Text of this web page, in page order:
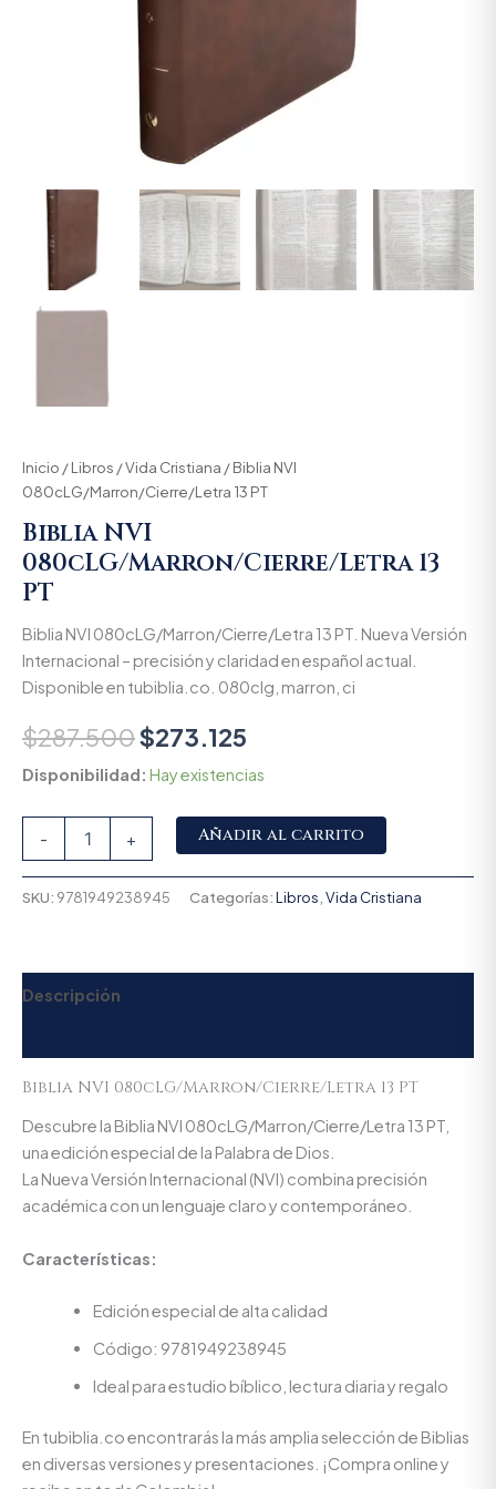
Inicio /Libros /Vida Cristiana / Biblia NVI
080cLG/Marron/Cierre/Letra 13 PT
Biblia NVI
080cLG/Marron/Cierre/Letra 13
PT
Biblia NVI 080cLG/Marron/Cierre/Letra 13 PT. Nueva Versión
Internacional – precisión y claridad en español actual.
Disponible en tubiblia.co. 080clg, marron, ci
$287.500$273.125
Disponibilidad: Hay existencias
- + Añadir al carrito
SKU: 9781949238945 Categorías:Libros Vida Cristiana
Descripción
Biblia NVI 080cLG/Marron/Cierre/Letra 13 PT
Descubre la Biblia NVI 080cLG/Marron/Cierre/Letra 13 PT,
una edición especial de la Palabra de Dios.
La Nueva Versión Internacional (NVI) combina precisión
académica con un lenguaje claro y contemporáneo.
Características:
Edición especial de alta calidad
Código: 9781949238945
Ideal para estudio bíblico, lectura diaria y regalo
En tubiblia.co encontrarás la más amplia selección de Biblias
en diversas versiones y presentaciones. ¡Compra online y